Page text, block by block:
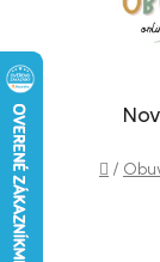
Domov
/